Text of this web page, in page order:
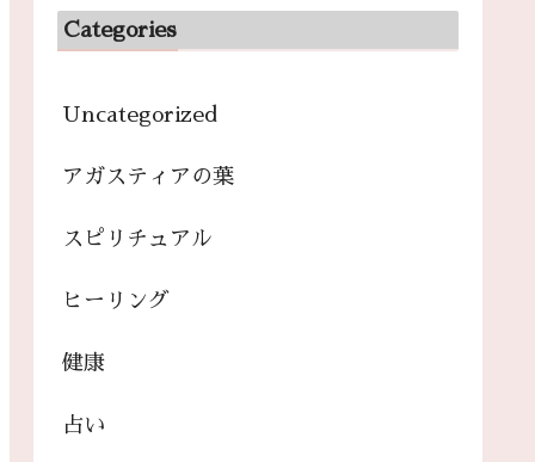
Categories
Uncategorized
アガスティアの葉
スピリチュアル
ヒーリング
健康
占い